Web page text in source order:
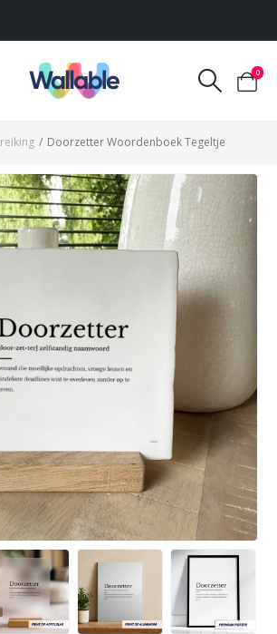
dezelfde werkdag verzonden
0
/ Doorzetter Woordenboek Tegeltje